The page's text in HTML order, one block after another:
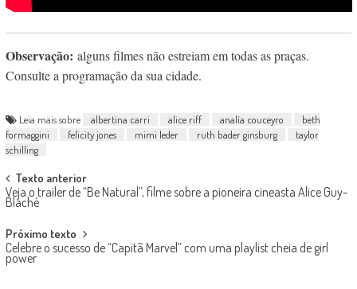
Observação: alguns filmes não estreiam em todas as praças.
Consulte a programação da sua cidade.
Leia mais sobre albertina carri alice riff analía couceyro
beth
formaggini
felicity jones mimi leder ruth bader ginsburg
taylor
schilling
Post
navigation
Texto anterior
Veja o trailer de “Be Natural”, filme sobre a pioneira cineasta Alice Guy-
Blaché
Próximo texto
Celebre o sucesso de “Capitã Marvel” com uma playlist cheia de girl
power